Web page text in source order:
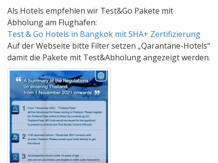
Als Hotels empfehlen wir Test&Go Pakete mit
Abholung am Flughafen:
Test & Go Hotels in Bangkok mit SHA+ Zertifizierung
Auf der Webseite bitte Filter setzen „Qarantäne-Hotels“
damit die Pakete mit Test&Abholung angezeigt werden.